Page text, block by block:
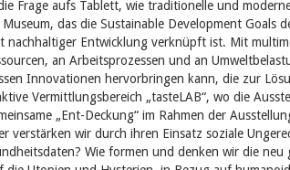
Frage aufs Tablett, wie traditionelle und
das die Sustainable Development
Entwicklung verknüpft ist. Mit
an Arbeitsprozessen und an
Innovationen hervorbringen kann, die zur
Vermittlungsbereich „tasteLAB“, wo die
„Ent-Deckung“ im Rahmen der
verstärken wir durch ihren Einsatz soziale
Wie formen und denken wir die